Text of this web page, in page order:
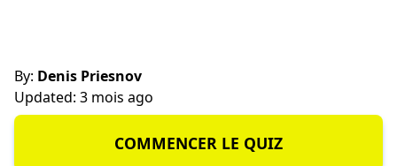
By: Denis Priesnov
Updated: 3 mois ago
COMMENCER LE QUIZ